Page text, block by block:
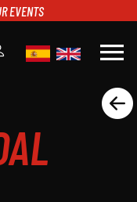
EVENTS
menu